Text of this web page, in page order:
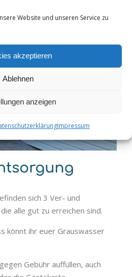
Website und unseren Service zu
akzeptieren
Ablehnen
anzeigen
Impressum
sich 3 Ver- und
alle gut zu erreichen sind.
könnt ihr euer Grauswasser
Gebühr auffüllen, auch